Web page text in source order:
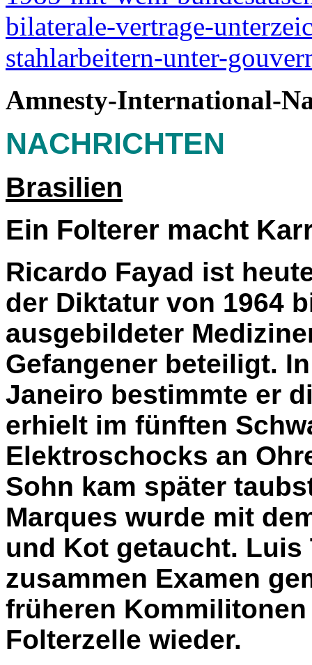
bilaterale-vertrage-
stahlarbeitern-unter-
Amnesty-International-
NACHRICHTEN
Brasilien
Ein Folterer macht
Ricardo Fayad ist
der Diktatur von 1964
ausgebildeter
Gefangener beteiligt.
Janeiro bestimmte er
erhielt im fünften
Elektroschocks an
Sohn kam später
Marques wurde mit
und Kot getaucht. Luis
zusammen Examen
früheren
Folterzelle wieder.